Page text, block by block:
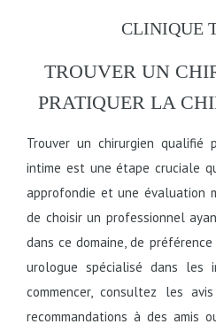
CLINIQUE
TROUVER UN
PRATIQUER LA
Trouver un chirurgien qualifié
intime est une étape cruciale
approfondie et une évaluation
de choisir un professionnel
dans ce domaine, de
urologue spécialisé dans les
commencer, consultez les
recommandations à des amis